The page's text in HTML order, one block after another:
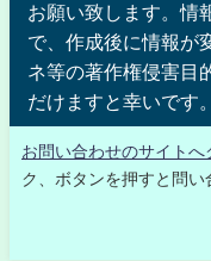
お願い致します。情
で、作成後に情報が
ネ等の著作権侵害目
だけますと幸いです。
お問い合わせのサイトへ
ク、ボタンを押すと問い